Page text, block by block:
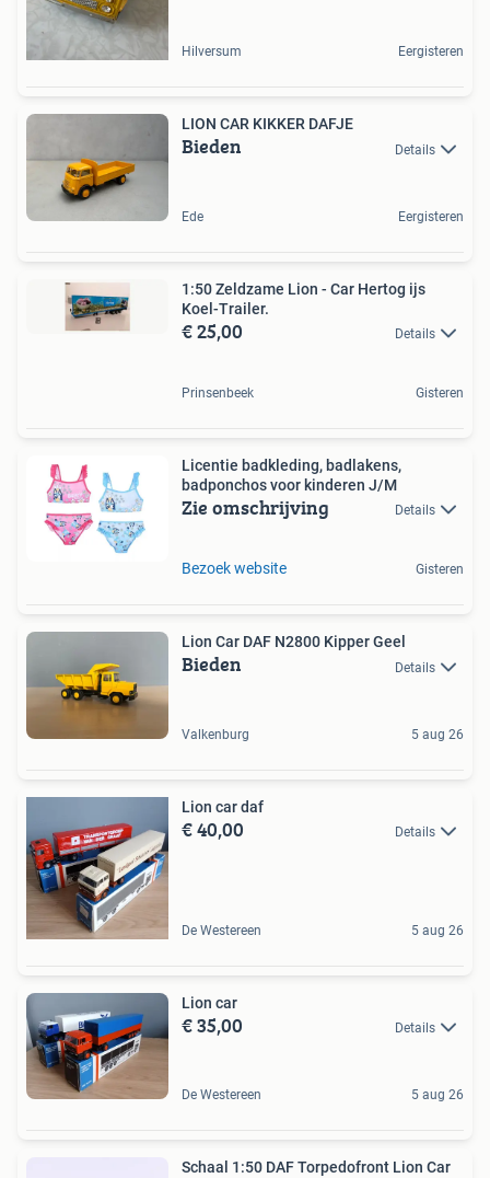
Hilversum Eergisteren
LION CAR KIKKER DAFJE
Bieden Details
Ede Eergisteren
1:50 Zeldzame Lion - Car Hertog ijs
Koel-Trailer.
€ 25,00 Details
Prinsenbeek Gisteren
Licentie badkleding, badlakens,
badponchos voor kinderen J/M
Zie omschrijving Details
Bezoek website Gisteren
Lion Car DAF N2800 Kipper Geel
Bieden Details
Valkenburg 5 aug 26
Lion car daf
€ 40,00 Details
De Westereen 5 aug 26
Lion car
€ 35,00 Details
De Westereen 5 aug 26
Schaal 1:50 DAF Torpedofront Lion Car